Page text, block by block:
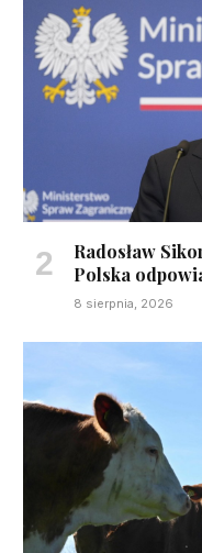
Radosław
Polska
8 sierpnia, 2026